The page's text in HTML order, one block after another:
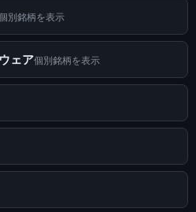
別銘柄を表示
ェア個別銘柄を表示